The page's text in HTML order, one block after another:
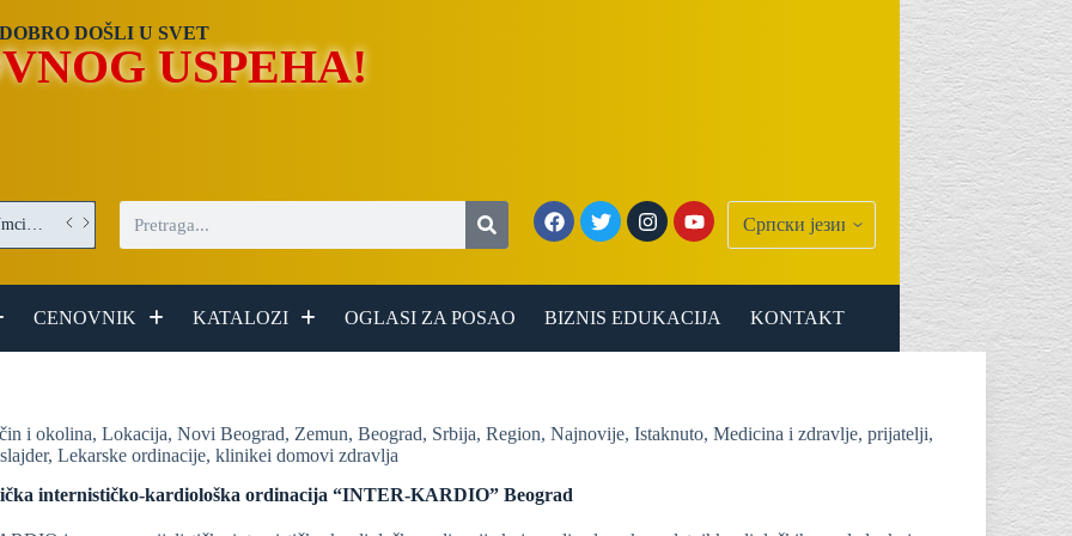
DOBRO DOŠLI U SVET
USPEHA!
Operater/Operaterka obrade optičkih elemenata – posao u Umci (Beograd)
CENOVNIK KATALOZI OGLASI ZA POSAO BIZNIS EDUKACIJA KONTAKT
i okolina, Lokacija, Novi Beograd, Zemun, Beograd, Srbija, Region, Najnovije, Istaknuto, Medicina i zdravlje, prijatelji,
slajder, Lekarske ordinacije, klinikei domovi zdravlja
internističko-kardiološka ordinacija “INTER-KARDIO” Beograd